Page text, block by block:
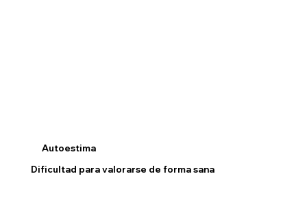
Autoestima
Dificultad para valorarse de forma sana